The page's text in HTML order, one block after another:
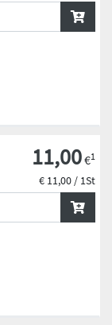
11,00€1
€ 11,00 / 1St